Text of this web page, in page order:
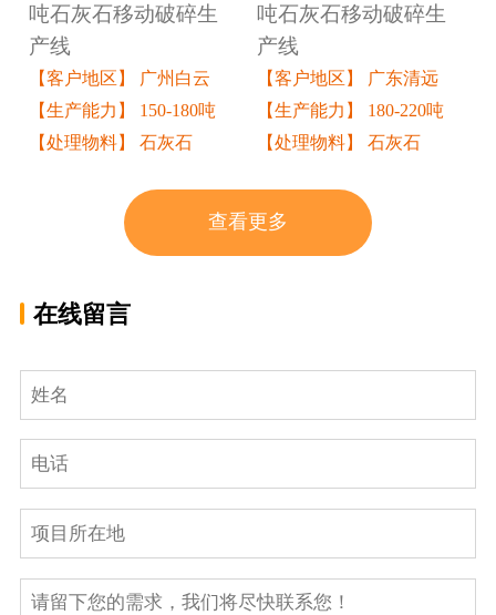
吨石灰石移动破碎生
产线
【客户地区】 广州白云
【生产能力】 150-180吨
【处理物料】 石灰石
吨石灰石移动破碎生
产线
【客户地区】 广东清远
【生产能力】 180-220吨
【处理物料】 石灰石
查看更多
在线留言